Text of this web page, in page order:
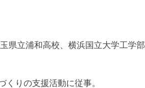
県立浦和高校、横浜国立大学工学部
りの支援活動に従事。